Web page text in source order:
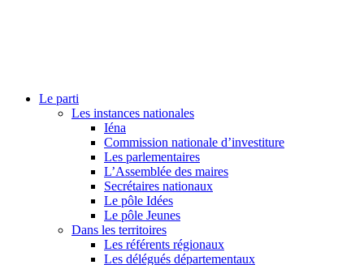
Le parti
Les instances nationales
Iéna
Commission nationale d’investiture
Les parlementaires
L’Assemblée des maires
Secrétaires nationaux
Le pôle Idées
Le pôle Jeunes
Dans les territoires
Les référents régionaux
Les délégués départementaux